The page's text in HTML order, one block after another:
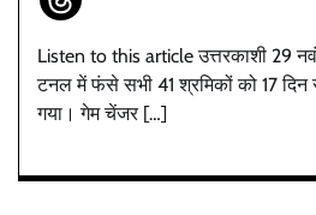
Listen to this article उत्तरकाशी 29
टनल में फंसे सभी 41 श्रमिकों को 17
गया। गेम चेंजर […]